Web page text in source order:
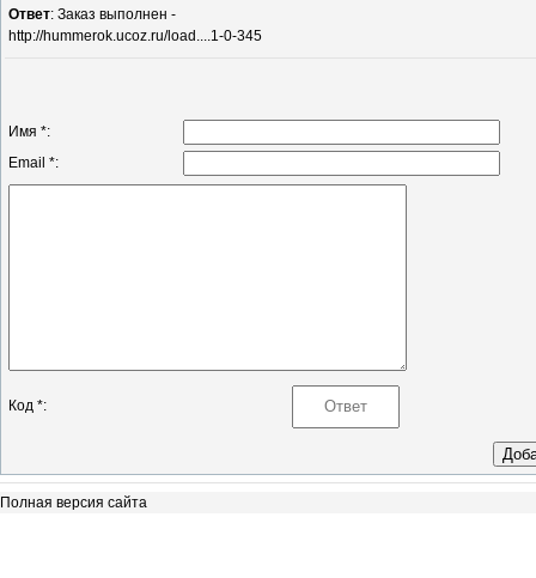
Ответ: Заказ выполнен -
http://hummerok.ucoz.ru/load....1-0-345
Имя *:
Email *:
Код *:
Полная версия сайта